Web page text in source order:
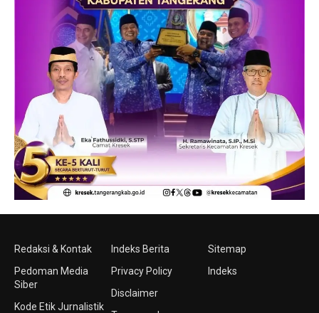
Redaksi & Kontak
Pedoman Media
Siber
Kode Etik Jurnalistik
Indeks Berita
Privacy Policy
Disclaimer
Sitemap
Indeks